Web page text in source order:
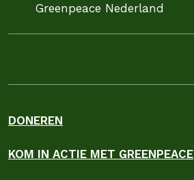
Greenpeace Nederland
DONEREN
KOM IN ACTIE MET GREENPEACE